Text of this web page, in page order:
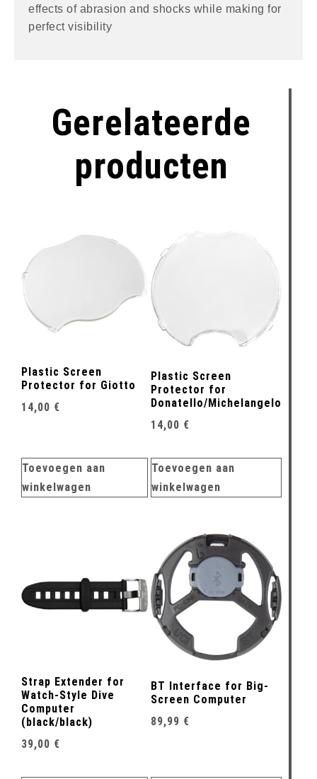
effects of abrasion and shocks while making for
perfect visibility
Gerelateerde
producten
Plastic Screen
Protector for Giotto
14,00 €
Toevoegen aan
winkelwagen
Plastic Screen
Protector for
Donatello/Michelangelo
14,00 €
Toevoegen aan
winkelwagen
Strap Extender for
Watch-Style Dive
Computer
(black/black)
39,00 €
BT Interface for Big-
Screen Computer
89,99 €